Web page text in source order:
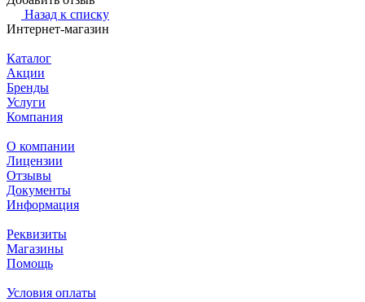
Назад к списку
Интернет-магазин
Каталог
Акции
Бренды
Услуги
Компания
О компании
Лицензии
Отзывы
Документы
Информация
Реквизиты
Магазины
Помощь
Условия оплаты